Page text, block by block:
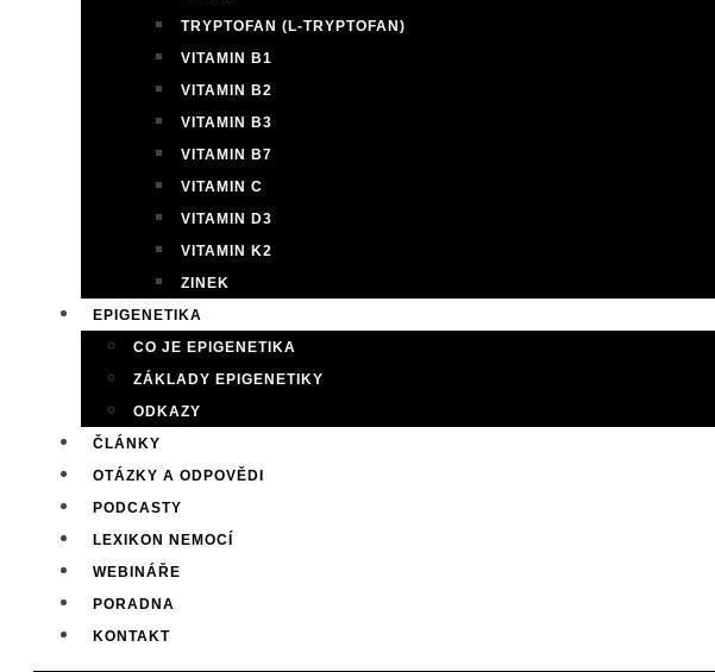
TRYPTOFAN (L-TRYPTOFAN)
VITAMIN B1
VITAMIN B2
VITAMIN B3
VITAMIN B7
VITAMIN C
VITAMIN D3
VITAMIN K2
ZINEK
EPIGENETIKA
CO JE EPIGENETIKA
ZÁKLADY EPIGENETIKY
ODKAZY
ČLÁNKY
OTÁZKY A ODPOVĚDI
PODCASTY
LEXIKON NEMOCÍ
WEBINÁŘE
PORADNA
KONTAKT